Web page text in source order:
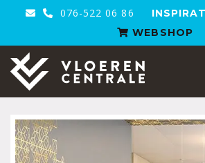
076-522 06 86
WEBSHOP